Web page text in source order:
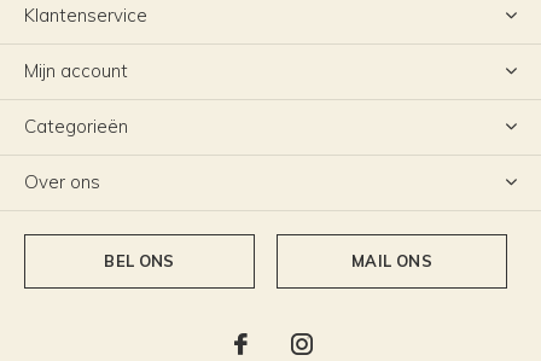
Klantenservice
Mijn account
Categorieën
Over ons
BEL ONS MAIL ONS